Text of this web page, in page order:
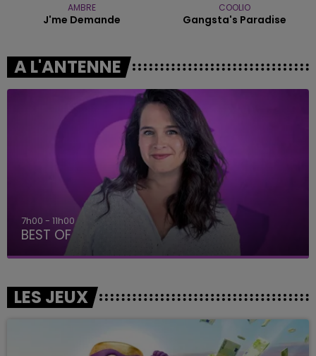
AMBRE
J'me Demande
COOLIO
Gangsta's Paradise
A L'ANTENNE
7h00 - 11h00
BEST OF
LES JEUX